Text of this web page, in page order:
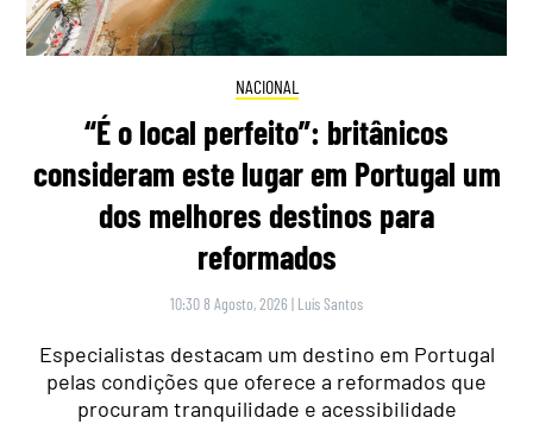
NACIONAL
“É o local perfeito”: britânicos
consideram este lugar em Portugal um
dos melhores destinos para
reformados
10:30 8 Agosto, 2026 | Luís Santos
Especialistas destacam um destino em Portugal
pelas condições que oferece a reformados que
procuram tranquilidade e acessibilidade